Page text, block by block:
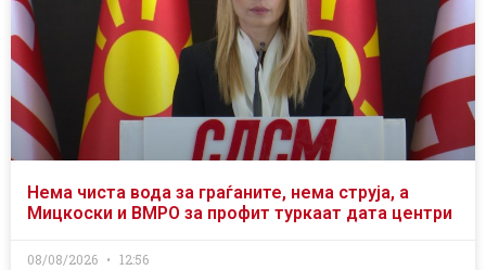
Нема чиста вода за граѓаните, нема струја, а
Мицкоски и ВМРО за профит туркаат дата центри
08/08/2026 12:56